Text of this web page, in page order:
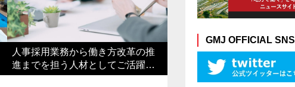
人事採用業務から働き方改革の推
進までを担う人材としてご活躍い
ただきます
GMJ OFFICIAL SNS